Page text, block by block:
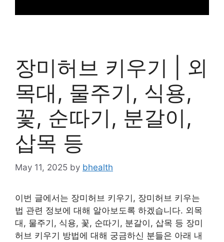
장미허브 키우기 | 외
목대, 물주기, 식용,
꽃, 순따기, 분갈이,
삽목 등
May 11, 2025 by bhealth
이번 글에서는 장미허브 키우기, 장미허브 키우는
법 관련 정보에 대해 알아보도록 하겠습니다. 외목
대, 물주기, 식용, 꽃, 순따기, 분갈이, 삽목 등 장미
허브 키우기 방법에 대해 궁금하신 분들은 아래 내